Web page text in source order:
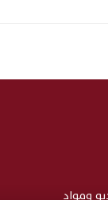
ومواد